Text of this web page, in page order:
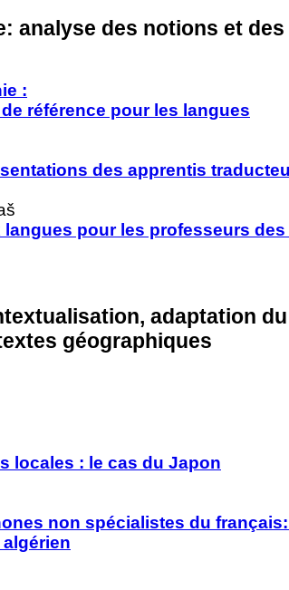
analyse des notions et
:
référence pour les langues
des apprentis
pour les professeurs des
adaptation du
géographiques
locales : le cas du Japon
non spécialistes du